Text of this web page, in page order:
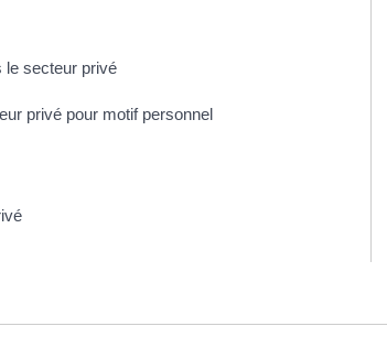
le secteur privé
privé pour motif personnel